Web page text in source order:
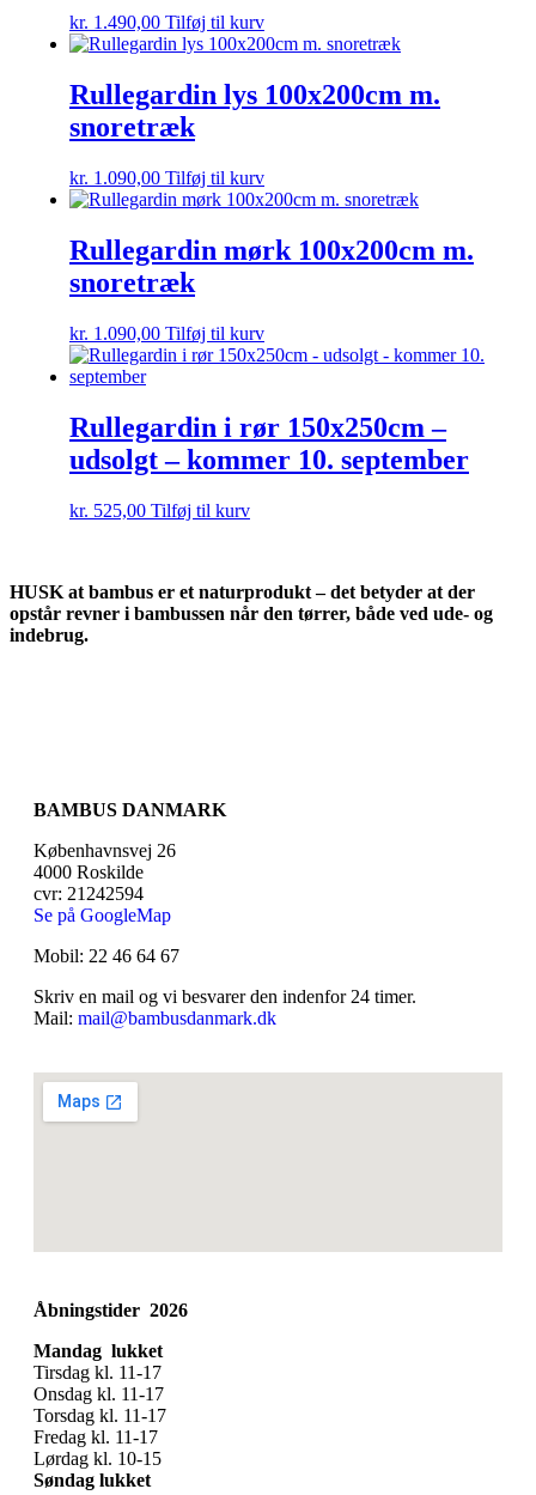
kr. 1.490,00 Tilføj til kurv
Rullegardin lys 100x200cm m.
snoretræk
kr. 1.090,00 Tilføj til kurv
Rullegardin mørk 100x200cm m.
snoretræk
kr. 1.090,00 Tilføj til kurv
Rullegardin i rør 150x250cm –
udsolgt – kommer 10. september
kr. 525,00 Tilføj til kurv
HUSK at bambus er et naturprodukt – det betyder at der
opstår revner i bambussen når den tørrer, både ved ude- og
indebrug.
BAMBUS DANMARK
Københavnsvej 26
4000 Roskilde
cvr: 21242594
Se på GoogleMap
Mobil: 22 46 64 67
Skriv en mail og vi besvarer den indenfor 24 timer.
Mail: mail@bambusdanmark.dk
Åbningstider 2026
Mandag lukket
Tirsdag kl. 11-17
Onsdag kl. 11-17
Torsdag kl. 11-17
Fredag kl. 11-17
Lørdag kl. 10-15
Søndag lukket